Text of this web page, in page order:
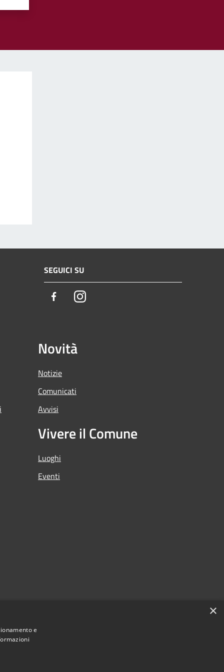
SEGUICI SU
FacebookInstagram
Novità
Notizie
Comunicati
Avvisi
Vivere il Comune
Luoghi
Eventi
×
e